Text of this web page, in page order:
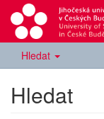
Hledat
Hledat